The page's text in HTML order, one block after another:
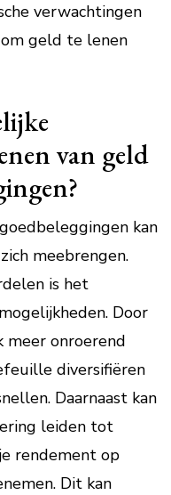
verwachtingen
geld te lenen
van geld
kan
meebrengen.
is het
Door
meer onroerend
diversifiëren
Daarnaast kan
leiden tot
rendement op
Dit kan